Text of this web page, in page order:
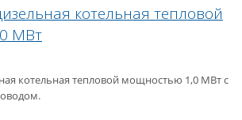
котельная тепловой
МВт
котельная тепловой мощностью 1,0 МВт с